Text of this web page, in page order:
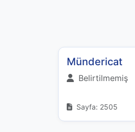
Mündericat
Belirtilmemiş
Sayfa: 2505